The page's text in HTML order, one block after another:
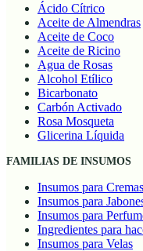
Ácido Cítrico
Aceite de Almendras
Aceite de Coco
Aceite de Ricino
Agua de Rosas
Alcohol Etílico
Bicarbonato
Carbón Activado
Rosa Mosqueta
Glicerina Líquida
FAMILIAS DE INSUMOS
Insumos para
Insumos para
Insumos para
Ingredientes para
Insumos para Velas